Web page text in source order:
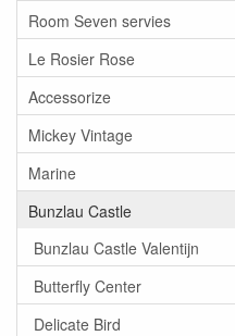
Room Seven servies
Le Rosier Rose
Accessorize
Mickey Vintage
Marine
Bunzlau Castle
Bunzlau Castle Valentijn
Butterfly Center
Delicate Bird